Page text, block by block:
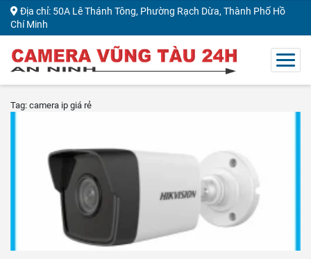
Địa chỉ: 50A Lê Thánh Tông, Phường Rạch Dừa, Thành Phố Hồ
Chí Minh
Tag: camera ip giá rẻ